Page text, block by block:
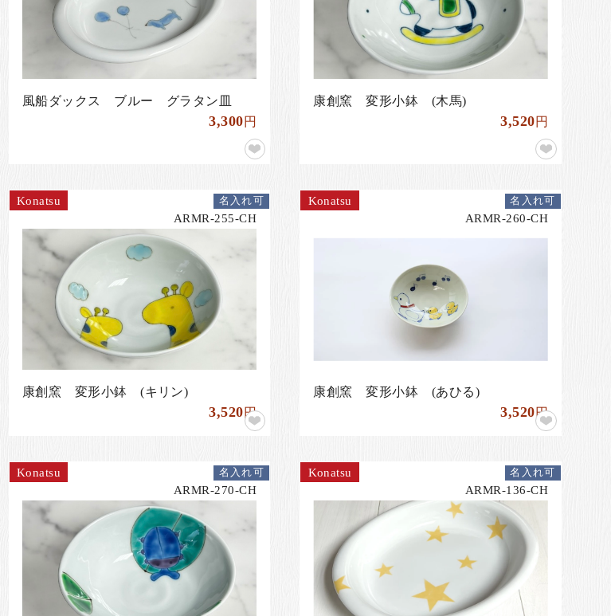
風船ダックス ブルー グラタン皿
3,300円
康創窯 変形小鉢 (木馬)
3,520円
Konatsu
ARMR-255-CH
名入れ可
康創窯 変形小鉢 (キリン)
3,520円
Konatsu
ARMR-260-CH
名入れ可
康創窯 変形小鉢 (あひる)
3,520円
Konatsu
ARMR-270-CH
名入れ可
Konatsu
ARMR-136-CH
名入れ可